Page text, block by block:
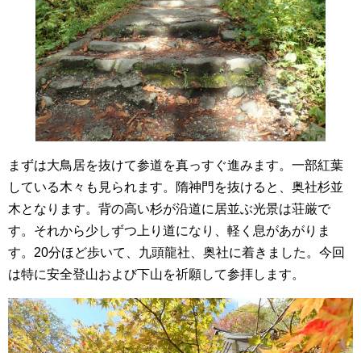
まずは大鳥居を抜けて参道を真っすぐ進みます。一部紅葉
している木々も見られます。隋神門を抜けると、奥社杉並
木となります。背の高い杉が沿道に居並ぶ光景は荘厳で
す。それから少しずつ上り道になり、軽く息があがりま
す。20分ほど歩いて、九頭龍社、奥社に着きました。今回
は特に安全登山および下山を祈願して参拝します。